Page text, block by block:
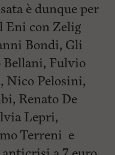
è dunque per
Eni con Zelig
Bondi, Gli
Fulvio
Nico Pelosini,
Renato De
Lepri,
Terreni e